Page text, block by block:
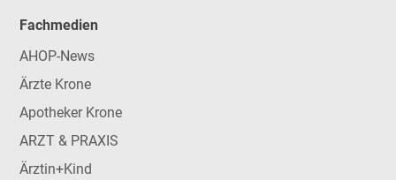
Fachmedien
AHOP-News
Ärzte Krone
Apotheker Krone
ARZT & PRAXIS
Ärztin+Kind